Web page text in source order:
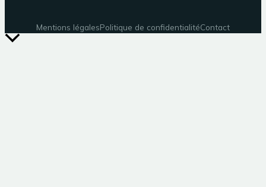
Mentions légalesPolitique de confidentialitéContact